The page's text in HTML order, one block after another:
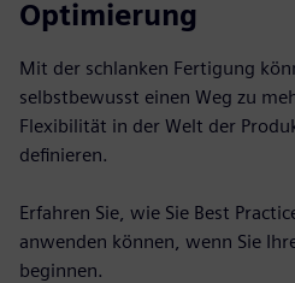
Optimierung
Mit der schlanken Fertigung
selbstbewusst einen Weg zu
Flexibilität in der Welt der
definieren.
Erfahren Sie, wie Sie Best
anwenden können, wenn Sie
beginnen.